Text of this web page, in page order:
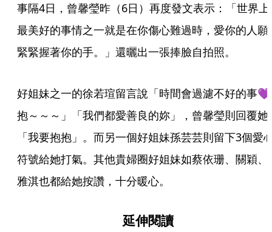
事隔4日，曾馨瑩昨（6日）再度發文表示：「世界上
最美好的事情之一就是在你傷心難過時，愛你的人願
緊緊握著你的手。」還曬出一張捧臉自拍照。
好姐妹之一的徐若瑄留言說「時間會過濾不好的事💜
抱～～～」「我們都愛善良的妳」，曾馨瑩則回覆她
「我要抱抱」。而另一個好姐妹孫芸芸則留下3個愛
符號給她打氣。其他貴婦圈好姐妹如蔡依珊、關穎、
雅淇也都給她按讚，十分暖心。
延伸閱讀